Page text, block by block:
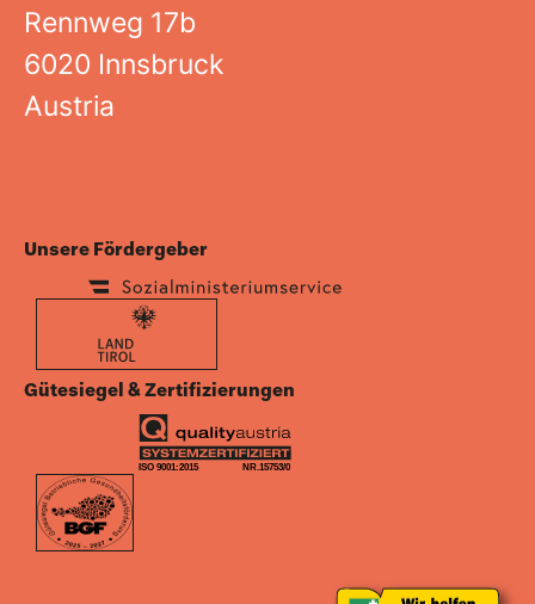
Rennweg 17b
6020 Innsbruck
Austria
Unsere Fördergeber
Gütesiegel & Zertifizierungen